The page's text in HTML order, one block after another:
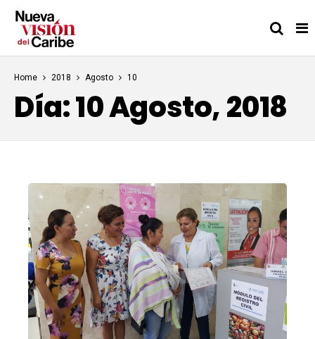
Home 2018 Agosto 10
Día:10 Agosto, 2018